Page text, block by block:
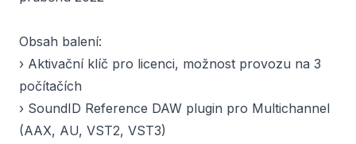
Obsah balení:
› Aktivační klíč pro licenci, možnost provozu na 3
počítačích
› SoundID Reference DAW plugin pro Multichannel
(AAX, AU, VST2, VST3)